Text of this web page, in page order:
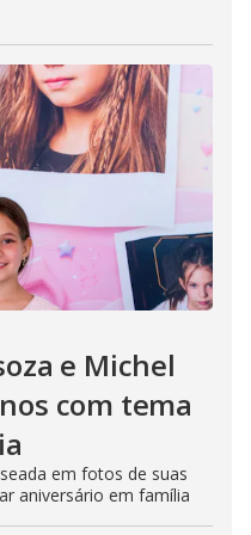
e Michel
com tema
em fotos de suas
aniversário em família